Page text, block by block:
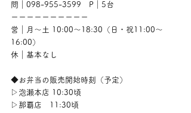
問｜098-955-3599　P｜5台
ーーーーーーーーーー
営｜月〜土 10:00〜18:30（日・祝11:00〜
16:00）
休｜基本なし
◆お弁当の販売開始時刻（予定）
▷泡瀬本店 10:30頃
▷那覇店　11:30頃